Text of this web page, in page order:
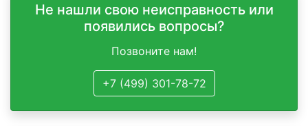
Не нашли свою неисправность или
появились вопросы?
Позвоните нам!
+7 (499) 301-78-72